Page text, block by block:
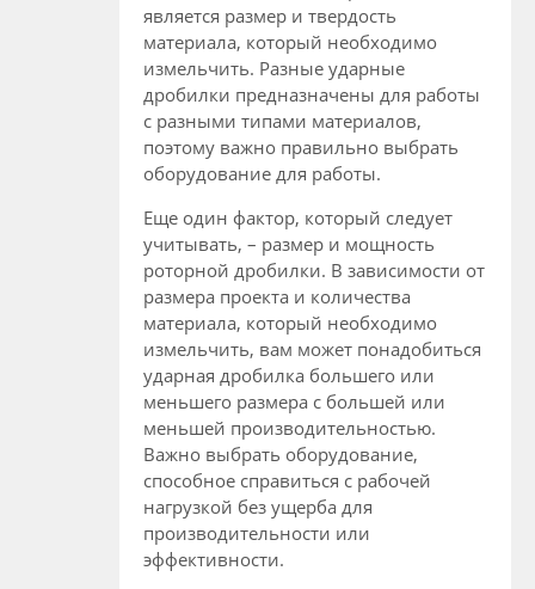
является размер и твердость
материала, который необходимо
измельчить. Разные ударные
дробилки предназначены для работы
с разными типами материалов,
поэтому важно правильно выбрать
оборудование для работы.
Еще один фактор, который следует
учитывать, – размер и мощность
роторной дробилки. В зависимости от
размера проекта и количества
материала, который необходимо
измельчить, вам может понадобиться
ударная дробилка большего или
меньшего размера с большей или
меньшей производительностью.
Важно выбрать оборудование,
способное справиться с рабочей
нагрузкой без ущерба для
производительности или
эффективности.